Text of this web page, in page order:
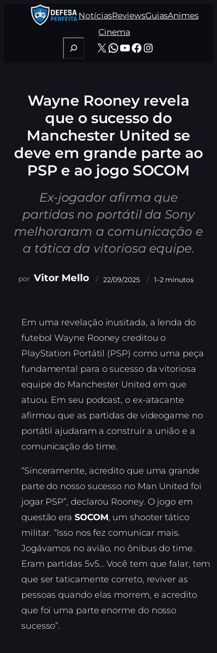
NotíciasReviewsGuiasAnimes
Cinema
Pesquisar
X WhatsApp
Youtube
Facebook
Instagram
Wayne Rooney revela
que o sucesso do
Manchester United se
deve em grande parte ao
PSP e ao jogo SOCOM
Ex-jogador afirma que
partidas no portátil da Sony
melhoraram a comunicação e
a tática da vitoriosa equipe.
Vitor Mello 22/09/2025 1–2 minutos
Em uma revelação inusitada, a lenda do
futebol Wayne Rooney creditou o
PlayStation Portátil (PSP) como uma peça
fundamental para o sucesso da vitoriosa
equipe do Manchester United em que
atuou. Em seu podcast, o ex-atacante
afirmou que as partidas de videogame no
portátil ajudaram a construir a união e a
comunicação do time.
“Sinceramente, acredito que uma grande
parte do nosso sucesso no Man United foi
jogar PSP”, declarou Rooney. O jogo em
questão era SOCOM, um shooter tático
militar. “Isso nos fez comunicar mais.
Jogávamos no avião, no ônibus do time.
Eram partidas 5v5… Você tem que falar, tem
que ser taticamente correto, reviver as
pessoas quando elas morrem, e acredito
que foi uma parte enorme do nosso
sucesso”.